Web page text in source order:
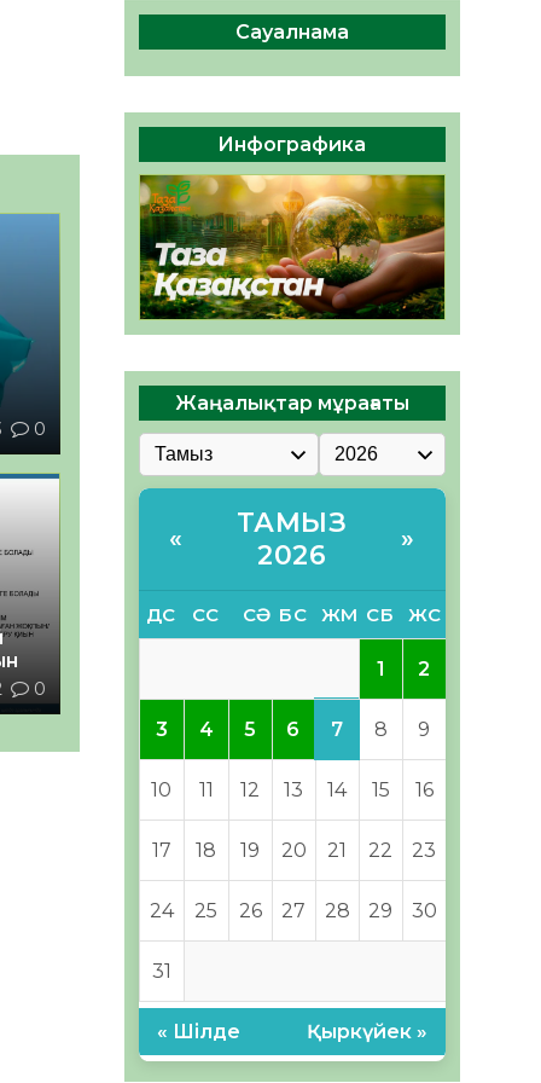
0
0
беруге дайын
ӘРБІР ДАУЫС – ҚОҒАМ
ДАМУЫНА ҚОСЫЛҒАН
ҮЛЕС
05.08.2026
39 0
Сауалнама
Инфографика
Жаңалықтар мұрағаты
«
ТАМЫЗ
2026
»
ДС СС СӘ БС ЖМ СБ ЖС
1 2
3 4 5 6 7 8 9
10 11 12 13 14 15 16
17 18 19 20 21 22 23
24 25 26 27 28 29 30
31
« Шілде Қыркүйек »